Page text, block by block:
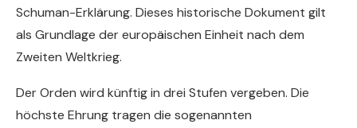
Schuman-Erklärung. Dieses historische Dokument gilt
als Grundlage der europäischen Einheit nach dem
Zweiten Weltkrieg.
Der Orden wird künftig in drei Stufen vergeben. Die
höchste Ehrung tragen die sogenannten